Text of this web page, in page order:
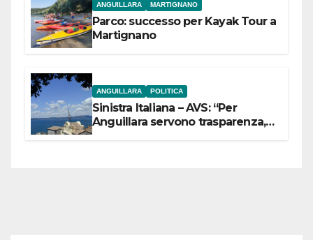
ANGUILLARA MARTIGNANO
Parco: successo per Kayak Tour a
Martignano
ANGUILLARA POLITICA
Sinistra Italiana – AVS: “Per
Anguillara servono trasparenza,